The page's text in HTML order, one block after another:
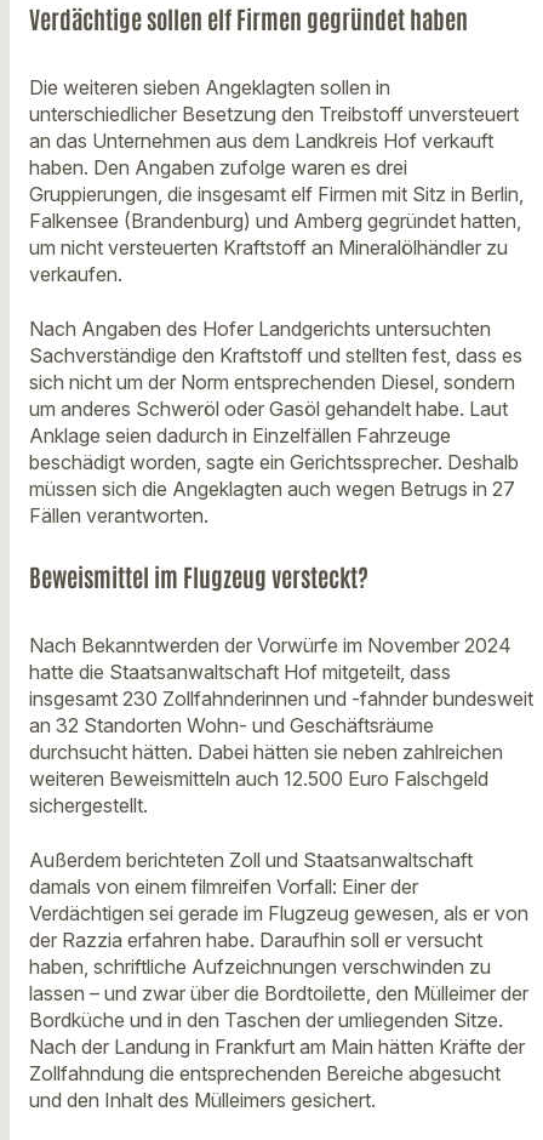
Verdächtige sollen elf Firmen gegründet haben
Die weiteren sieben Angeklagten sollen in
unterschiedlicher Besetzung den Treibstoff unversteuert
an das Unternehmen aus dem Landkreis Hof verkauft
haben. Den Angaben zufolge waren es drei
Gruppierungen, die insgesamt elf Firmen mit Sitz in Berlin,
Falkensee (Brandenburg) und Amberg gegründet hatten,
um nicht versteuerten Kraftstoff an Mineralölhändler zu
verkaufen.
Nach Angaben des Hofer Landgerichts untersuchten
Sachverständige den Kraftstoff und stellten fest, dass es
sich nicht um der Norm entsprechenden Diesel, sondern
um anderes Schweröl oder Gasöl gehandelt habe. Laut
Anklage seien dadurch in Einzelfällen Fahrzeuge
beschädigt worden, sagte ein Gerichtssprecher. Deshalb
müssen sich die Angeklagten auch wegen Betrugs in 27
Fällen verantworten.
Beweismittel im Flugzeug versteckt?
Nach Bekanntwerden der Vorwürfe im November 2024
hatte die Staatsanwaltschaft Hof mitgeteilt, dass
insgesamt 230 Zollfahnderinnen und -fahnder bundesweit
an 32 Standorten Wohn- und Geschäftsräume
durchsucht hätten. Dabei hätten sie neben zahlreichen
weiteren Beweismitteln auch 12.500 Euro Falschgeld
sichergestellt.
Außerdem berichteten Zoll und Staatsanwaltschaft
damals von einem filmreifen Vorfall: Einer der
Verdächtigen sei gerade im Flugzeug gewesen, als er von
der Razzia erfahren habe. Daraufhin soll er versucht
haben, schriftliche Aufzeichnungen verschwinden zu
lassen – und zwar über die Bordtoilette, den Mülleimer der
Bordküche und in den Taschen der umliegenden Sitze.
Nach der Landung in Frankfurt am Main hätten Kräfte der
Zollfahndung die entsprechenden Bereiche abgesucht
und den Inhalt des Mülleimers gesichert.